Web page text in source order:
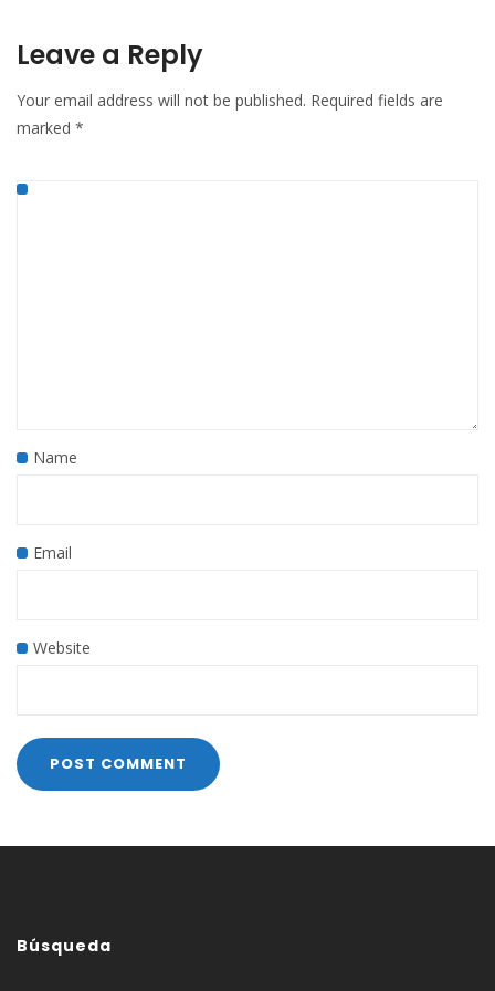
Leave a Reply
Your email address will not be published. Required fields are
marked *
Name
Email
Website
Búsqueda